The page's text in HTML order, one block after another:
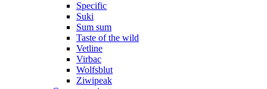
Specific
Suki
Sum sum
Taste of the wild
Vetline
Virbac
Wolfsblut
Ziwipeak